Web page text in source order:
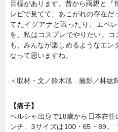
目標があります。昔から両親と『
レビで見てて、あこがれの存在だ
てたイグアナと戦ったり、エベ
を、私はコスプレでやりたい。コ
も、みんなが楽しめるようなエ
なって思いますね。
＜取材・文／鈴木旭 撮影／林紘
【痛子】
ペルシャ出身で18歳から日本在
ンチ、3サイズは100・65・89。